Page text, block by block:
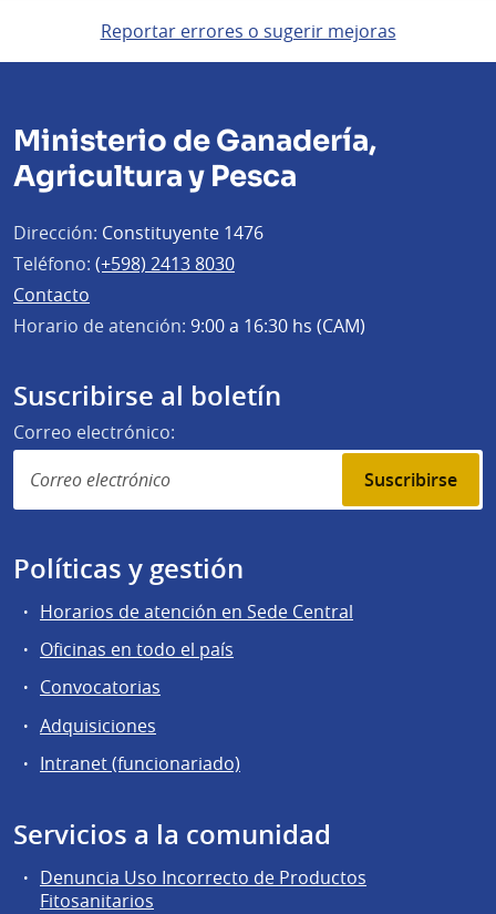
Reportar errores o sugerir mejoras
Ministerio de Ganadería,
Agricultura y Pesca
Dirección: Constituyente 1476
Teléfono: (+598) 2413 8030
Contacto
Horario de atención: 9:00 a 16:30 hs (CAM)
Suscribirse al boletín
Correo electrónico:
Suscribirse
Políticas y gestión
Horarios de atención en Sede Central
Oficinas en todo el país
Convocatorias
Adquisiciones
Intranet (funcionariado)
Servicios a la comunidad
Denuncia Uso Incorrecto de Productos
Fitosanitarios